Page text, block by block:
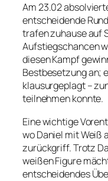
Am 23.02
entscheidende
trafen zuhause auf
Aufstiegschancen
diesen Kampf
Bestbesetzung an;
klausurgeplagt –
teilnehmen konnte.
Eine wichtige
wo Daniel mit Weiß
zurückgriff. Trotz
weißen Figure
entscheidendes